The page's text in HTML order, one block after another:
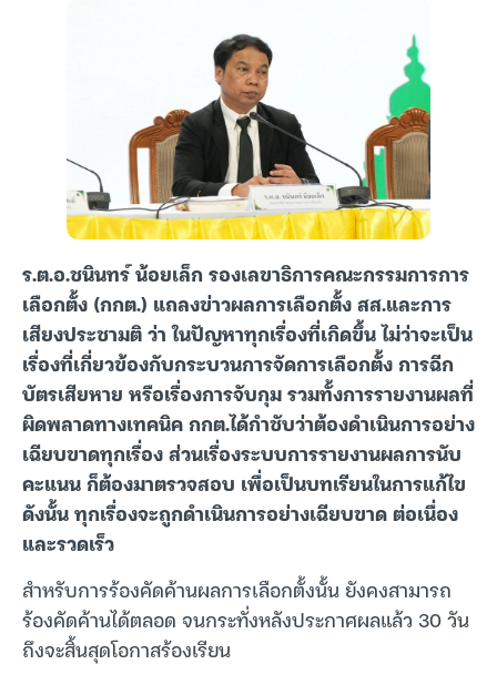
ร.ต.อ.ชนินทร์ น้อยเล็ก รองเลขาธิการคณะกรรมการการ
เลือกตั้ง (กกต.) แถลงข่าวผลการเลือกตั้ง สส.และการ
เสียงประชามติ ว่า ในปัญหาทุกเรื่องที่เกิดขึ้น ไม่ว่าจะเป็น
เรื่องที่เกี่ยวข้องกับกระบวนการจัดการเลือกตั้ง การฉีก
บัตรเสียหาย หรือเรื่องการจับกุม รวมทั้งการรายงานผลที่
ผิดพลาดทางเทคนิค กกต.ได้กำชับว่าต้องดำเนินการอย่าง
เฉียบขาดทุกเรื่อง ส่วนเรื่องระบบการรายงานผลการนับ
คะแนน ก็ต้องมาตรวจสอบ เพื่อเป็นบทเรียนในการแก้ไข
ดังนั้น ทุกเรื่องจะถูกดำเนินการอย่างเฉียบขาด ต่อเนื่อง
และรวดเร็ว
สำหรับการร้องคัดค้านผลการเลือกตั้งนั้น ยังคงสามารถ
ร้องคัดค้านได้ตลอด จนกระทั่งหลังประกาศผลแล้ว 30 วัน
ถึงจะสิ้นสุดโอกาสร้องเรียน